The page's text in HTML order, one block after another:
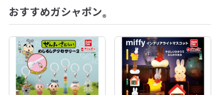
おすすめガシャポン®